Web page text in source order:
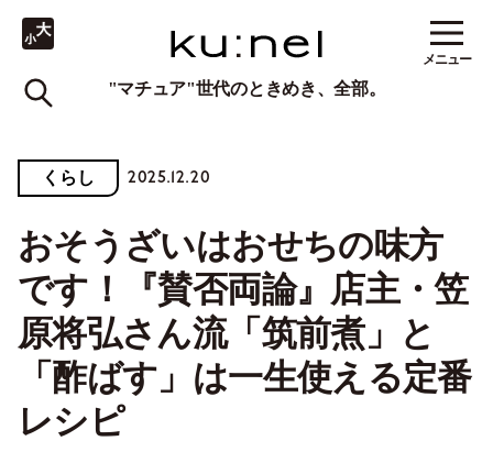
"マチュア"世代のときめき、全部。
メニュー
くらし 2025.12.20
おそうざいはおせちの味方
です！『賛否両論』店主・笠
原将弘さん流「筑前煮」と
「酢ばす」は一生使える定番
レシピ